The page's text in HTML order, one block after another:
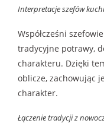
Interpretacje szefów
Współcześni
tradycyjne potrawy,
charakteru. Dzięki
oblicze, zachowując
charakter.
Łączenie tradycji z